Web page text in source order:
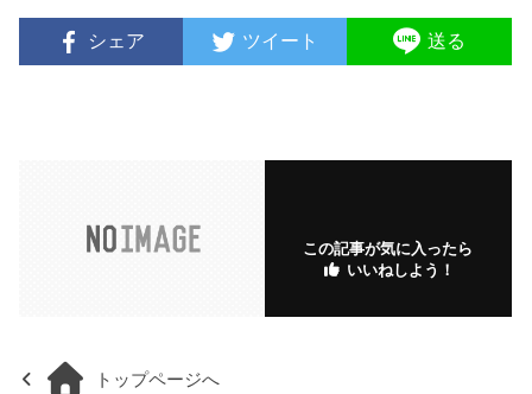
シェア ツイート 送る
この記事が気に入ったら
いいねしよう！
トップページへ